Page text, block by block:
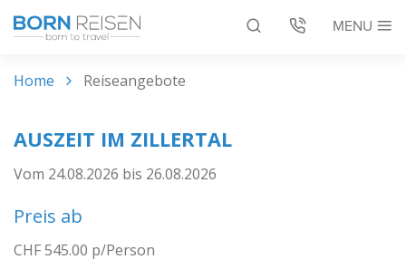
MENU
Reiseangebote
Bus mieten
Service
Über uns
Home Reiseangebote
AUSZEIT IM ZILLERTAL
Vom 24.08.2026 bis 26.08.2026
Preis ab
CHF 545.00 p/Person